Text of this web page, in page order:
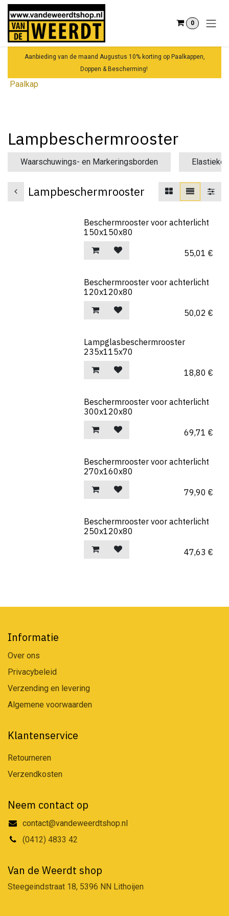
Overslaan naar inhoud
0
Aanbieding van de maand Augustus 10% korting op Paalkappen,
Doppen & Bescherming!
Paalkap
Lampbeschermrooster
Waarschuwings- en Markeringsborden
Lampbeschermrooster
Beschermrooster voor achterlicht
150x150x80
55,01 €
Beschermrooster voor achterlicht
120x120x80
50,02 €
Lampglasbeschermrooster
235x115x70
18,80 €
Beschermrooster voor achterlicht
300x120x80
69,71 €
Beschermrooster voor achterlicht
270x160x80
79,90 €
Beschermrooster voor achterlicht
250x120x80
47,63 €
Informatie
Over ons
Privacybeleid
Verzending en levering
Algemene voorwaarden
Klantenservice
Retourneren
Verzendkosten
Neem contact op
contact@vandeweerdtshop.nl
(0412) 4833 42
Van de Weerdt shop
Steegeindstraat 18, 5396 NN Lithoijen